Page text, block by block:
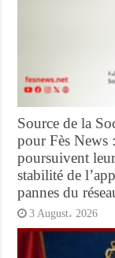
Source de la
pour Fès News
poursuivent
stabilité de
pannes du
3 August، 2026